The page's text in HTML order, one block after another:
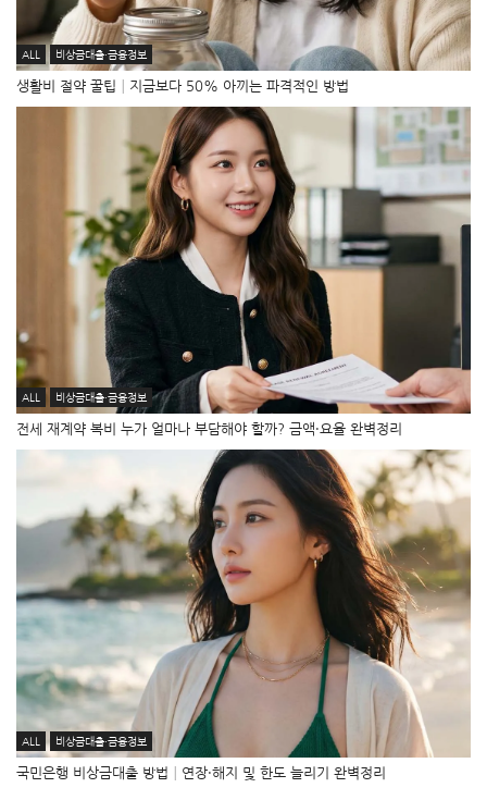
ALL 비상금대출·금융정보
생활비 절약 꿀팁│지금보다 50% 아끼는 파격적인 방법
ALL 비상금대출·금융정보
전세 재계약 복비 누가 얼마나 부담해야 할까? 금액·요율 완벽정리
ALL 비상금대출·금융정보
국민은행 비상금대출 방법│연장·해지 및 한도 늘리기 완벽정리